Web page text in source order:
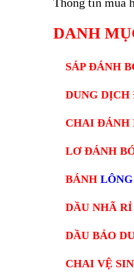
DANH
SÁP ĐÁNH
DUNG DỊCH
CHAI ĐÁNH
LƠ ĐÁNH
BÁNH
DẦU NHÃ RỈ
DẦU BẢO
CHAI VỆ